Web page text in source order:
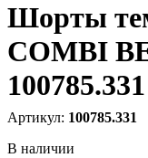
Шорты
COMBI
100785.331
100785.331
В наличии